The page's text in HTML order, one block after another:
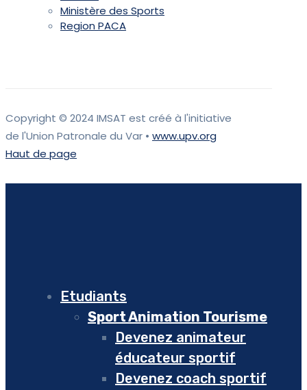
Ministère des Sports
Region PACA
Copyright © 2024 IMSAT est créé à l'initiative
de l'Union Patronale du Var • www.upv.org
Haut de page
Etudiants
Sport Animation Tourisme
Devenez animateur
éducateur sportif
Devenez coach sportif